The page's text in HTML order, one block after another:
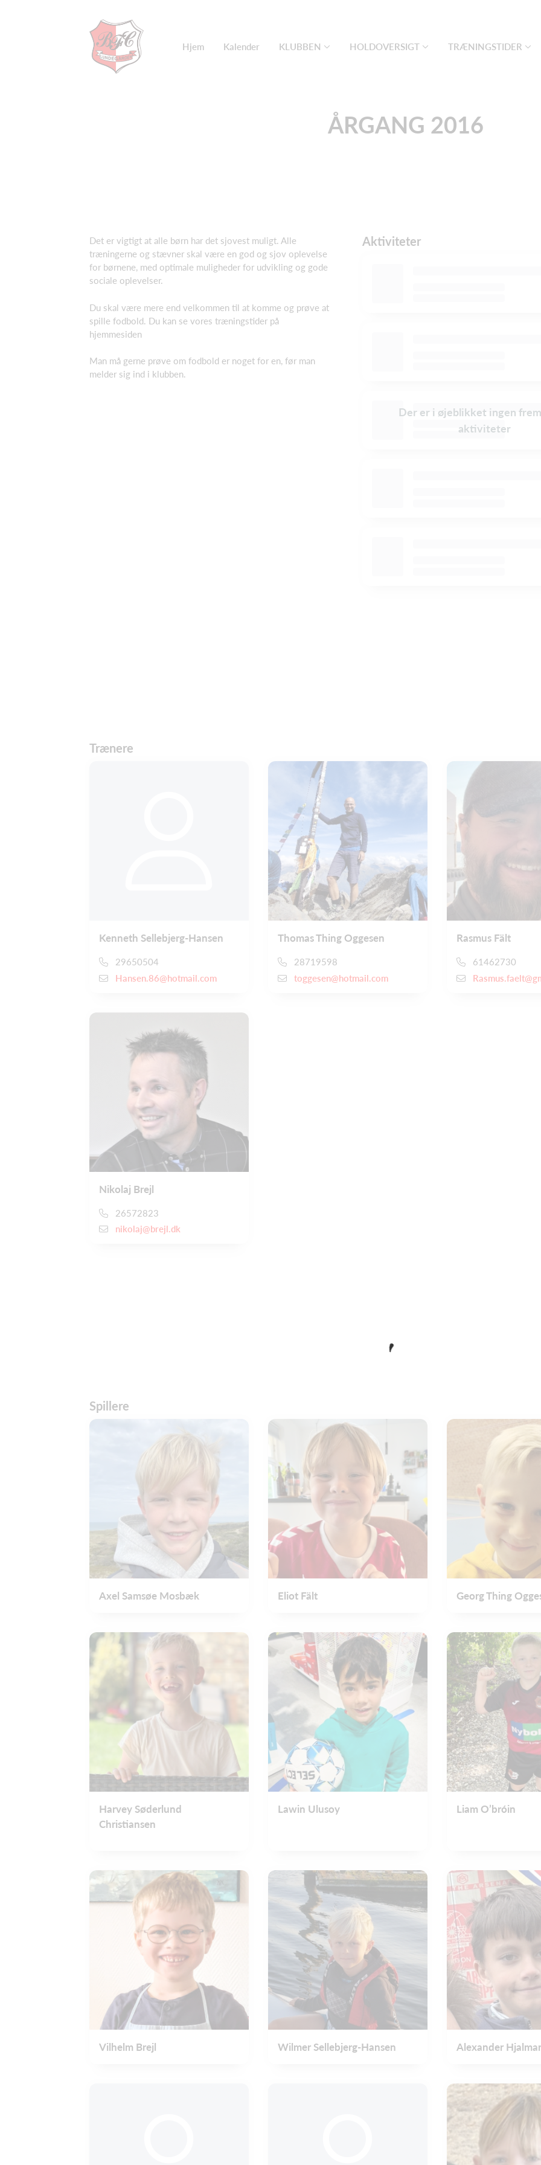
Hjem Kalender KLUBBEN HOLDOVERSIGT TRÆNINGSTIDER
ÅRGANG 2016
Det er vigtigt at alle børn har det sjovest muligt. Alle
træningerne og stævner skal være en god og sjov oplevelse
for børnene, med optimale muligheder for udvikling og gode
sociale oplevelser.
Du skal være mere end velkommen til at komme og prøve at
spille fodbold. Du kan se vores træningstider på
hjemmesiden
Man må gerne prøve om fodbold er noget for en, før man
melder sig ind i klubben.
Aktiviteter
Der er i øjeblikket ingen
aktiviteter
Trænere
Kenneth Sellebjerg-Hansen
29650504
Hansen.86@hotmail.com
Thomas Thing Oggesen
28719598
toggesen@hotmail.com
Rasmus Fält
61462730
Nikolaj Brejl
26572823
nikolaj@brejl.dk
Spillere
Axel Samsøe Mosbæk Eliot Fält Georg Thing
Harvey Søderlund
Christiansen
Lawin Ulusoy Liam O’bróin
Vilhelm Brejl Wilmer Sellebjerg-Hansen Alexander